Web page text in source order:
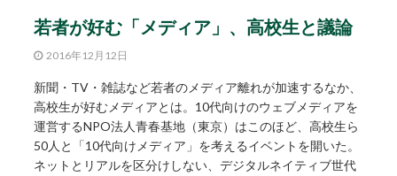
若者が好む「メディア」、高校生と議論
2016年12月12日
新聞・TV・雑誌など若者のメディア離れが加速するなか、
高校生が好むメディアとは。10代向けのウェブメディアを
運営するNPO法人青春基地（東京）はこのほど、高校生ら
50人と「10代向けメディア」を考えるイベントを開いた。
ネットとリアルを区分けしない、デジタルネイティブ世代